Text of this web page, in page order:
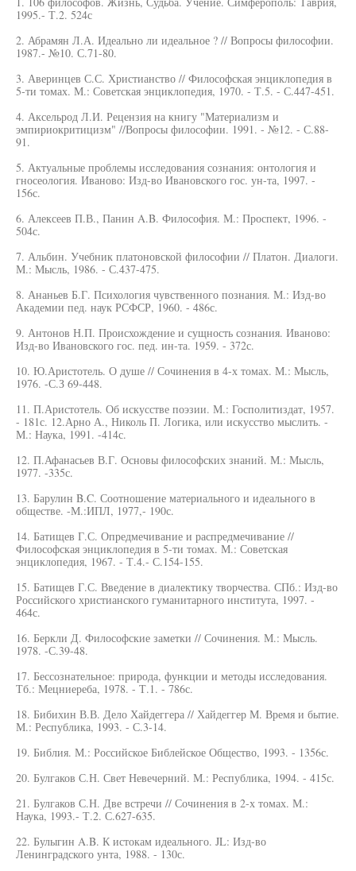
1995.- Т.2. 524с
2. Абрамян Л.А. Идеально ли идеальное ? // Вопросы философии.
1987.- №10. С.71-80.
3. Аверинцев С.С. Христианство // Философская энциклопедия в
5-ти томах. М.: Советская энциклопедия, 1970. - Т.5. - С.447-451.
4. Аксельрод Л.И. Рецензия на книгу "Материализм и
эмпириокритицизм" //Вопросы философии. 1991. - №12. - С.88-
91.
5. Актуальные проблемы исследования сознания: онтология и
гносеология. Иваново: Изд-во Ивановского гос. ун-та, 1997. -
156с.
6. Алексеев П.В., Панин A.B. Философия. М.: Проспект, 1996. -
504с.
7. Альбин. Учебник платоновской философии // Платон. Диалоги.
М.: Мысль, 1986. - С.437-475.
8. Ананьев Б.Г. Психология чувственного познания. М.: Изд-во
Академии пед. наук РСФСР, 1960. - 486с.
9. Антонов Н.П. Происхождение и сущность сознания. Иваново:
Изд-во Ивановского гос. пед. ин-та. 1959. - 372с.
10. Ю.Аристотель. О душе // Сочинения в 4-х томах. М.: Мысль,
1976. -С.З 69-448.
11. П.Аристотель. Об искусстве поэзии. М.: Госполитиздат, 1957.
- 181с. 12.Арно А., Николь П. Логика, или искусство мыслить. -
М.: Наука, 1991. -414с.
12. П.Афанасьев В.Г. Основы философских знаний. М.: Мысль,
1977. -335с.
13. Барулин B.C. Соотношение материального и идеального в
обществе. -М.:ИПЛ, 1977,- 190с.
14. Батищев Г.С. Опредмечивание и распредмечивание //
Философская энциклопедия в 5-ти томах. М.: Советская
энциклопедия, 1967. - Т.4.- С.154-155.
15. Батищев Г.С. Введение в диалектику творчества. СПб.: Изд-во
Российского христианского гуманитарного института, 1997. -
464с.
16. Беркли Д. Философские заметки // Сочинения. М.: Мысль.
1978. -С.39-48.
17. Бессознательное: природа, функции и методы исследования.
Тб.: Мецниереба, 1978. - Т.1. - 786с.
18. Бибихин В.В. Дело Хайдеггера // Хайдеггер М. Время и бытие.
М.: Республика, 1993. - С.3-14.
19. Библия. М.: Российское Библейское Общество, 1993. - 1356с.
20. Булгаков С.Н. Свет Невечерний. М.: Республика, 1994. - 415с.
21. Булгаков С.Н. Две встречи // Сочинения в 2-х томах. М.:
Наука, 1993.- Т.2. С.627-635.
22. Булыгин A.B. К истокам идеального. JL: Изд-во
Ленинградского унта, 1988. - 130с.